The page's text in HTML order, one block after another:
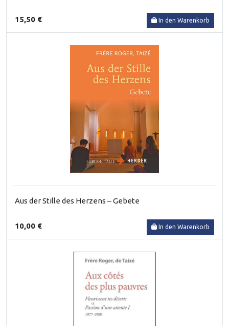
15,50 € In den Warenkorb
Aus der Stille des Herzens – Gebete
10,00 € In den Warenkorb